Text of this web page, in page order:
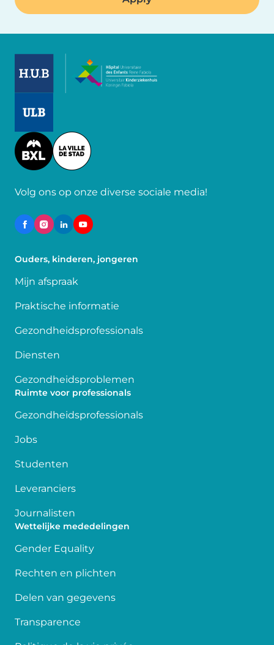
Image
Volg ons op onze diverse sociale media!
Ouders, kinderen, jongeren
Mijn afspraak
Praktische informatie
Gezondheidsprofessionals
Diensten
Gezondheidsproblemen
Ruimte voor professionals
Gezondheidsprofessionals
Jobs
Studenten
Leveranciers
Journalisten
Wettelijke mededelingen
Gender Equality
Rechten en plichten
Delen van gegevens
Transparence